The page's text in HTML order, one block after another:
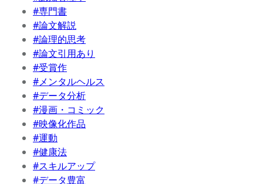
#専門書
#論文解説
#論理的思考
#論文引用あり
#受賞作
#メンタルヘルス
#データ分析
#漫画・コミック
#映像化作品
#運動
#健康法
#スキルアップ
#データ豊富